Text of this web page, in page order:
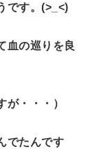
です。(>_<)
血の巡りを良
・・・）
でたんです